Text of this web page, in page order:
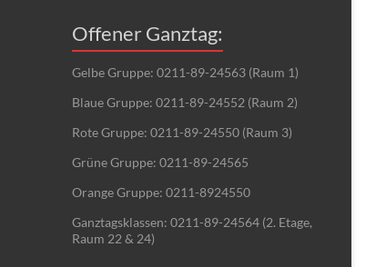
Offener Ganztag:
Gelbe Gruppe: 0211-89-24563 (Raum 1)
Blaue Gruppe: 0211-89-24552 (Raum 2)
Rote Gruppe: 0211-89-24550 (Raum 3)
Grüne Gruppe: 0211-89-24565
Orange Gruppe: 0211-8924550
Ganztagsklassen: 0211-89-24564 (2. Etage,
Raum 22 & 24)